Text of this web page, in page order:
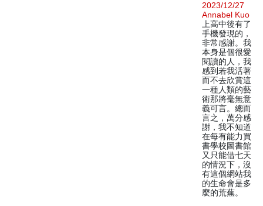
2023/12/27
Annabel Kuo
上高中後有了
手機發現的，
非常感謝。我
本身是個很愛
閱讀的人，我
感到若我活著
而不去欣賞這
一種人類的藝
術那將毫無意
義可言。總而
言之，萬分感
謝，我不知道
在每有能力買
書學校圖書館
又只能借七天
的情況下，沒
有這個網站我
的生命會是多
麼的荒蕪。